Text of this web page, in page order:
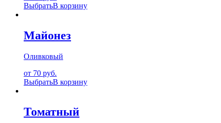
ВыбратьВ корзину
Майонез
Оливковый
от 70 руб.
ВыбратьВ корзину
Томатный